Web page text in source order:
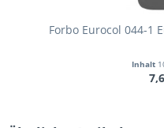
Forbo Eurocol 044-1
Inhalt